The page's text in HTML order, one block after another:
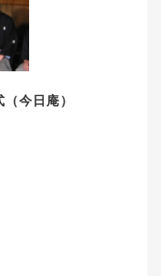
今日庵）